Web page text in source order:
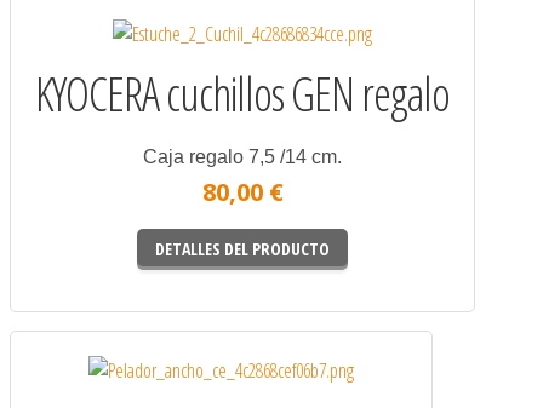
KYOCERA cuchillos GEN regalo
Caja regalo 7,5 /14 cm.
80,00 €
DETALLES DEL PRODUCTO